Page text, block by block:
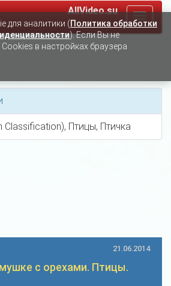
AllVideo.su
Classification), Птицы, Птичка
21.06.2014
с орехами. Птицы.
для аналитики (Политика обработки
). Если Вы не
в настройках браузера